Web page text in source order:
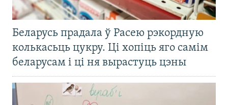
Беларусь прадала ў Расею рэкордную
колькасьць цукру. Ці хопіць яго самім
беларусам і ці ня вырастуць цэны